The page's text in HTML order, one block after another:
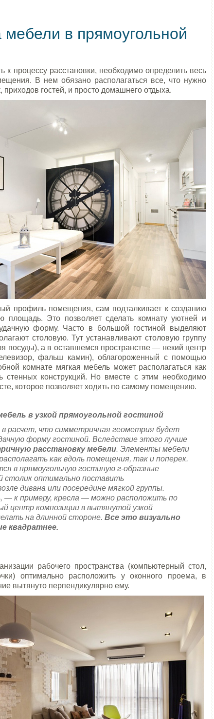
мебели в прямоугольной
к процессу расстановки, необходимо определить весь
В нем обязано располагаться все, что нужно
гостей, и просто домашнего отдыха.
профиль помещения, сам подталкивает к созданию
площадь. Это позволяет сделать комнату уютней и
форму. Часто в большой гостиной выделяют
столовую. Тут устанавливают столовую группу
посуды), а в оставшемся пространстве — некий центр
фальш камин), облагороженный с помощью
комнате мягкая мебель может располагаться как
стенных конструкций. Но вместе с этим необходимо
которое позволяет ходить по самому помещению.
в узкой прямоугольной гостиной
расчет, что симметричная геометрия будет
форму гостиной. Вследствие этого лучше
расстановку мебели. Элементы мебели
как вдоль помещения, так и поперек.
в прямоугольную гостиную г-образные
столик оптимально поставить
дивана или посередине мягкой группы.
― к примеру, кресла ― можно расположить по
центр композиции в вытянутой узкой
на длинной стороне. Все это визуально
квадратнее.
рабочего пространства (компьютерный стол,
оптимально расположить у оконного проема, в
вытянуто перпендикулярно ему.